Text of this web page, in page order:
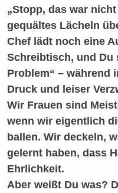
„Stopp, das war
gequältes Lächeln
Chef lädt noch eine
Schreibtisch, und Du
Problem“ – während
Druck und leiser
Wir Frauen sind
wenn wir eigentlich
ballen. Wir deckeln,
gelernt haben, dass
Ehrlichkeit.
Aber weißt Du was?